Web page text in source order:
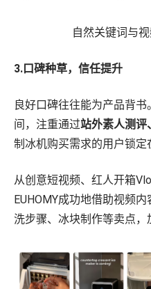
自然关键词与
3.口碑种草，信任提升
良好口碑往往能为产品背书
间，注重通过站外素人测评
制冰机购买需求的用户锁定
从创意短视频、红人开箱
EUHOMY成功地借助视频
洗步骤、冰块制作等卖点，